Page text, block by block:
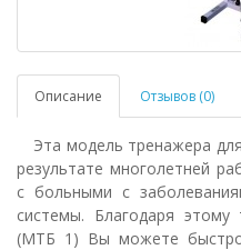
Описание Отзывов (0)
Эта модель тренажера
результате многолетней
с больными с
системы. Благодаря этому
(МТБ 1) Вы можете